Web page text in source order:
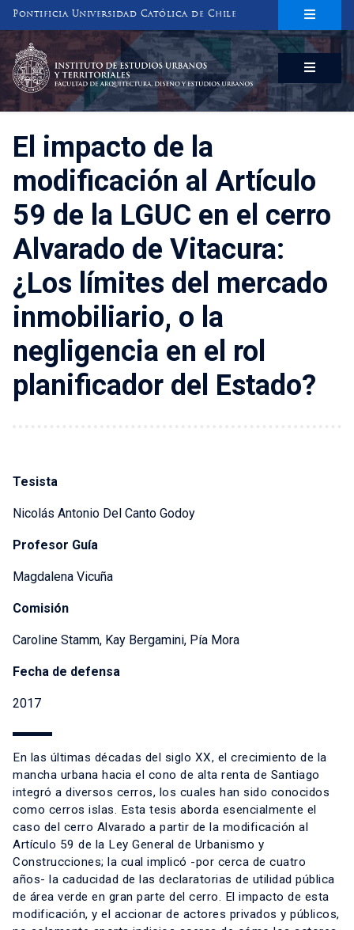
Pontificia Universidad Católica de Chile
INSTITUTO DE ESTUDIOS URBANOS
Y TERRITORIALES
FACULTAD DE ARQUITECTURA, DISEÑO Y ESTUDIOS URBANOS
El impacto de la
modificación al Artículo
59 de la LGUC en el cerro
Alvarado de Vitacura:
¿Los límites del mercado
inmobiliario, o la
negligencia en el rol
planificador del Estado?
Tesista
Nicolás Antonio Del Canto Godoy
Profesor Guía
Magdalena Vicuña
Comisión
Caroline Stamm, Kay Bergamini, Pía Mora
Fecha de defensa
2017
En las últimas décadas del siglo XX, el crecimiento de la
mancha urbana hacia el cono de alta renta de Santiago
integró a diversos cerros, los cuales han sido conocidos
como cerros islas. Esta tesis aborda esencialmente el
caso del cerro Alvarado a partir de la modificación al
Artículo 59 de la Ley General de Urbanismo y
Construcciones; la cual implicó -por cerca de cuatro
años- la caducidad de las declaratorias de utilidad pública
de área verde en gran parte del cerro. El impacto de esta
modificación, y el accionar de actores privados y públicos,